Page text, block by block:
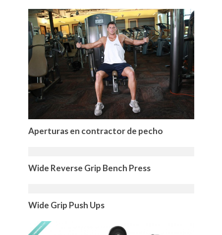
Aperturas en contractor de pecho
Wide Reverse Grip Bench Press
Wide Grip Push Ups